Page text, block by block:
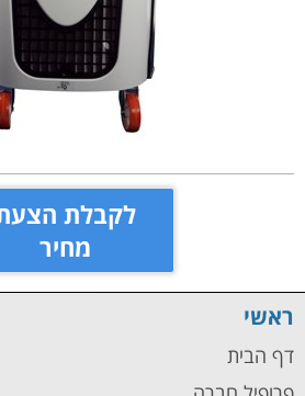
לקבלת
מחיר
ראשי
דף הבית